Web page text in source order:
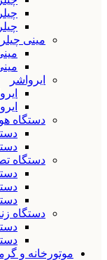
مینی چیلر
ایرواشر
دستگاه
دستگاه
دستگاه
موتورخانه و